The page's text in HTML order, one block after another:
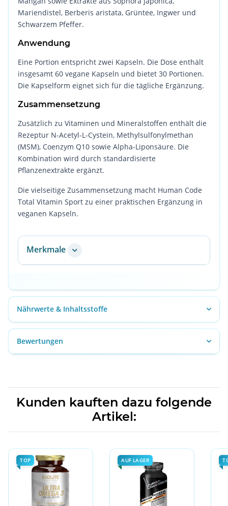
Mariendistel, Berberis aristata, Grüntee, Ingwer und
Schwarzem Pfeffer.
Anwendung
Eine Portion entspricht zwei Kapseln. Die Dose enthält
insgesamt 60 vegane Kapseln und bietet 30 Portionen.
Die Kapselform eignet sich für die tägliche Ergänzung.
Zusammensetzung
Zusätzlich zu Vitaminen und Mineralstoffen enthält die
Rezeptur N-Acetyl-L-Cystein, Methylsulfonylmethan
(MSM), Coenzym Q10 sowie Alpha-Liponsäure. Die
Kombination wird durch standardisierte
Pflanzenextrakte ergänzt.
Die vielseitige Zusammensetzung macht Human Code
Total Vitamin Sport zu einer praktischen Ergänzung in
veganen Kapseln.
Merkmale
Nährwerte & Inhaltsstoffe
Bewertungen
Kunden kauften dazu folgende
Artikel:
TOP AUF LAGER